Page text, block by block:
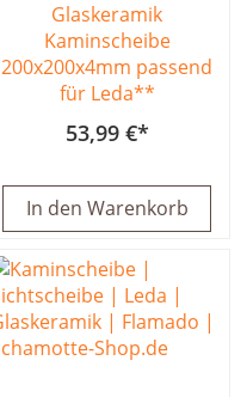
Glaskeramik
Kaminscheibe
200x200x4mm passend
für Leda**
53,99 €
In den Warenkorb